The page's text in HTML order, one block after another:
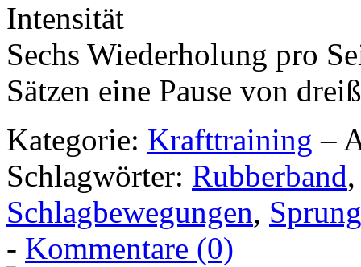
Intensität
Sechs Wiederholung pro
Sätzen eine Pause von
Kategorie: Krafttraining –
Schlagwörter: Rubberband
Schlagbewegungen,
- Kommentare (0)